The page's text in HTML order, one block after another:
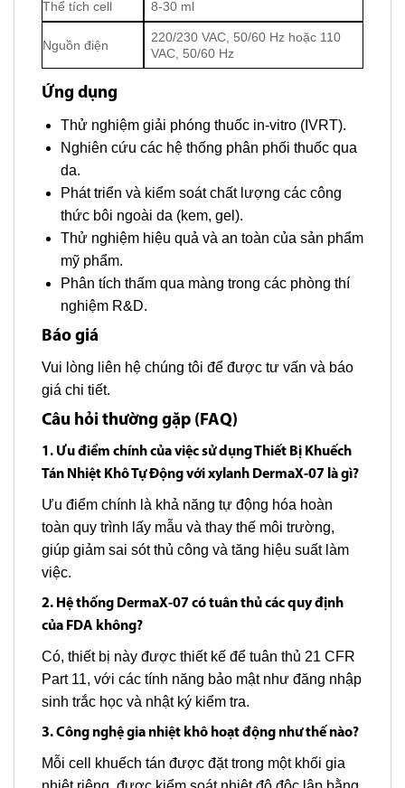
Thể tích cell 8-30 ml
Nguồn điện
220/230 VAC, 50/60 Hz hoặc 110
VAC, 50/60 Hz
Ứng dụng
Thử nghiệm giải phóng thuốc in-vitro (IVRT).
Nghiên cứu các hệ thống phân phối thuốc qua
da.
Phát triển và kiểm soát chất lượng các công
thức bôi ngoài da (kem, gel).
Thử nghiệm hiệu quả và an toàn của sản phẩm
mỹ phẩm.
Phân tích thấm qua màng trong các phòng thí
nghiệm R&D.
Báo giá
Vui lòng liên hệ chúng tôi để được tư vấn và báo
giá chi tiết.
Câu hỏi thường gặp (FAQ)
1. Ưu điểm chính của việc sử dụng Thiết Bị Khuếch
Tán Nhiệt Khô Tự Động với xylanh DermaX-07 là gì?
Ưu điểm chính là khả năng tự động hóa hoàn
toàn quy trình lấy mẫu và thay thế môi trường,
giúp giảm sai sót thủ công và tăng hiệu suất làm
việc.
2. Hệ thống DermaX-07 có tuân thủ các quy định
của FDA không?
Có, thiết bị này được thiết kế để tuân thủ 21 CFR
Part 11, với các tính năng bảo mật như đăng nhập
sinh trắc học và nhật ký kiểm tra.
3. Công nghệ gia nhiệt khô hoạt động như thế nào?
Mỗi cell khuếch tán được đặt trong một khối gia